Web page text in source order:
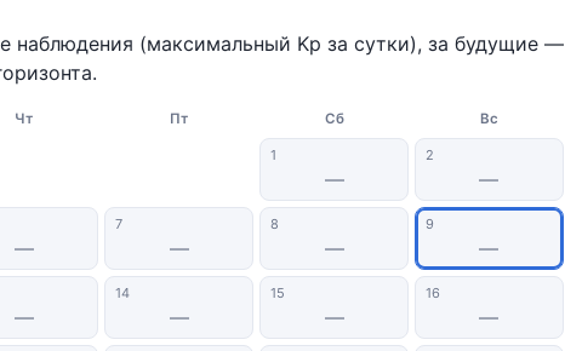
(максимальный Kp за сутки), за будущие —
Чт Пт Сб Вс
1
—
2
—
—
7
—
8
—
9
—
—
14
—
15
—
16
—